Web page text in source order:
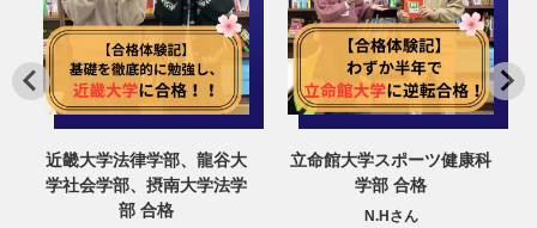
立命館大学スポーツ健康科
学部 合格
N.Hさん
龍谷大学国際学部・文学部
ほか 合格
F.Rさん